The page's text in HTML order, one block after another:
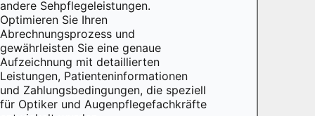
andere Sehpflegeleistungen.
Optimieren Sie Ihren
Abrechnungsprozess und
gewährleisten Sie eine genaue
Aufzeichnung mit detaillierten
Leistungen, Patienteninformationen
und Zahlungsbedingungen, die speziell
für Optiker und Augenpflegefachkräfte